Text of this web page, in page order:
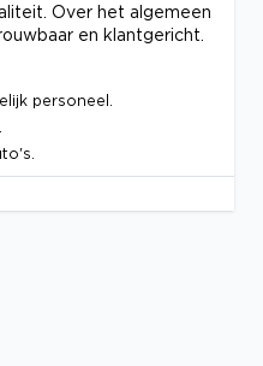
Over het algemeen
en klantgericht.
personeel.